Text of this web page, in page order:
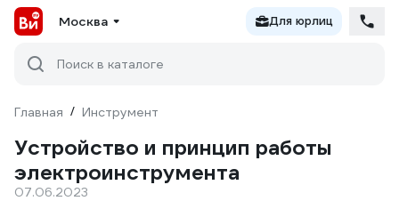
Москва Для юрлиц
Поиск в каталоге
Главная / Инструмент
Устройство и принцип работы
электроинструмента
07.06.2023